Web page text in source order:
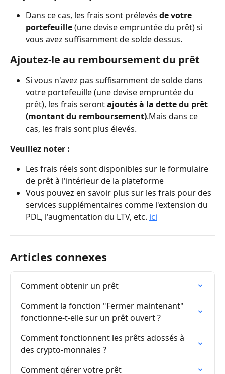
Dans ce cas, les frais sont prélevés de votre
portefeuille (une devise empruntée du prêt) si
vous avez suffisamment de solde dessus.
Ajoutez-le au remboursement du prêt
Si vous n'avez pas suffisamment de solde dans
votre portefeuille (une devise empruntée du
prêt), les frais seront ajoutés à la dette du prêt
(montant du remboursement).Mais dans ce
cas, les frais sont plus élevés.
Veuillez noter :
Les frais réels sont disponibles sur le formulaire
de prêt à l'intérieur de la plateforme
Vous pouvez en savoir plus sur les frais pour des
services supplémentaires comme l'extension du
PDL, l'augmentation du LTV, etc. ici
Articles connexes
Comment obtenir un prêt
Comment la fonction "Fermer maintenant"
fonctionne-t-elle sur un prêt ouvert ?
Comment fonctionnent les prêts adossés à
des crypto-monnaies ?
Comment gérer votre prêt